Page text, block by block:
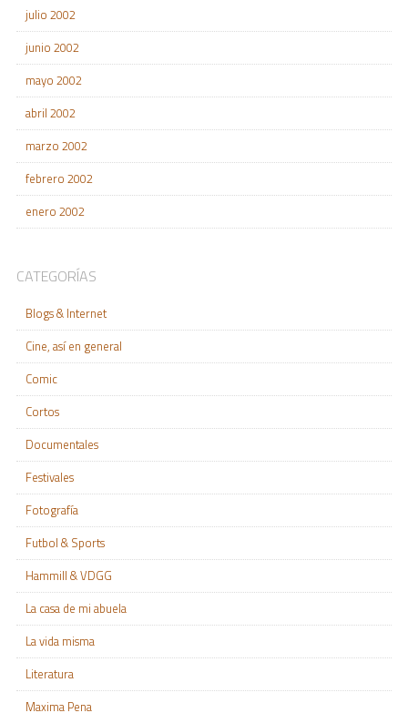
julio 2002
junio 2002
mayo 2002
abril 2002
marzo 2002
febrero 2002
enero 2002
CATEGORÍAS
Blogs & Internet
Cine, así en general
Comic
Cortos
Documentales
Festivales
Fotografía
Futbol & Sports
Hammill & VDGG
La casa de mi abuela
La vida misma
Literatura
Maxima Pena